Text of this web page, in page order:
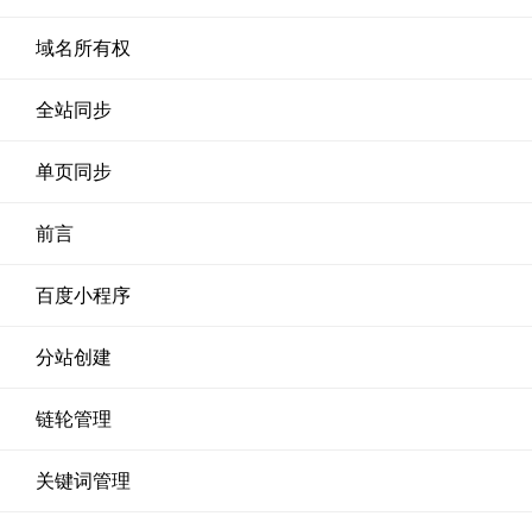
域名所有权
全站同步
单页同步
前言
百度小程序
分站创建
链轮管理
关键词管理